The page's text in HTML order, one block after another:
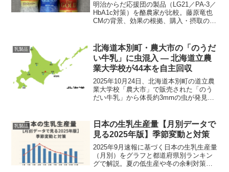
明治からだ応援団の製品（LG21／PA-3／
HbA1c対策）を酪農家が比較。藤原竜也
CMの背景、効果の根拠、購入・摂取の実
乳製品
北海道本別町・農大市の「のうだ
い牛乳」に虫混入 — 北海道立農
業大学校が44本を自主回収
2025年10月24日、北海道本別町の道立農
業大学校「農大市」で販売された「のう
だい牛乳」から体長約3mmの虫が発見さ
します。
乳製品
日本の生乳生産量【月別データで
見る2025年版】季節変動と対策
2025年9月速報に基づく日本の生乳生産量
（月別）をグラフと都道府県別ランキン
グで解説。夏の低生産や冬の余剰対策、